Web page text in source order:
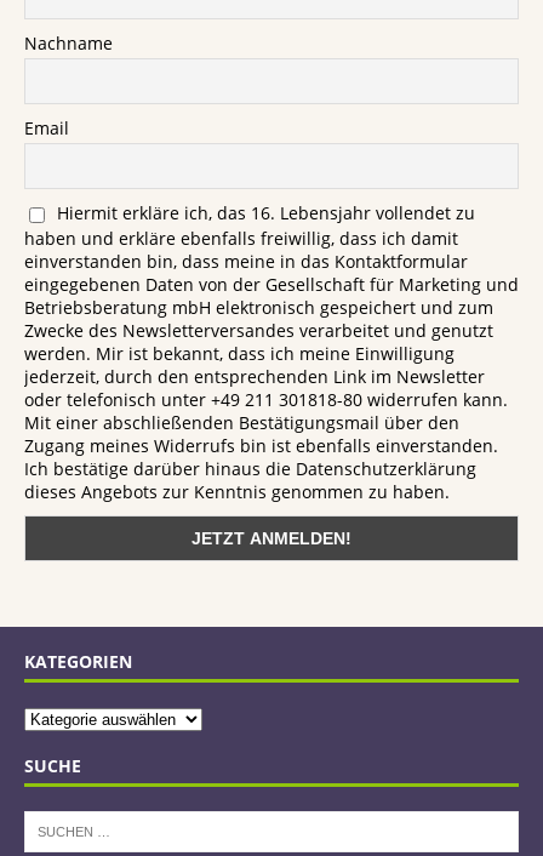
Nachname
Email
Hiermit erkläre ich, das 16. Lebensjahr vollendet zu
haben und erkläre ebenfalls freiwillig, dass ich damit
einverstanden bin, dass meine in das Kontaktformular
eingegebenen Daten von der Gesellschaft für Marketing und
Betriebsberatung mbH elektronisch gespeichert und zum
Zwecke des Newsletterversandes verarbeitet und genutzt
werden. Mir ist bekannt, dass ich meine Einwilligung
jederzeit, durch den entsprechenden Link im Newsletter
oder telefonisch unter +49 211 301818-80 widerrufen kann.
Mit einer abschließenden Bestätigungsmail über den
Zugang meines Widerrufs bin ist ebenfalls einverstanden.
Ich bestätige darüber hinaus die Datenschutzerklärung
dieses Angebots zur Kenntnis genommen zu haben.
KATEGORIEN
SUCHE